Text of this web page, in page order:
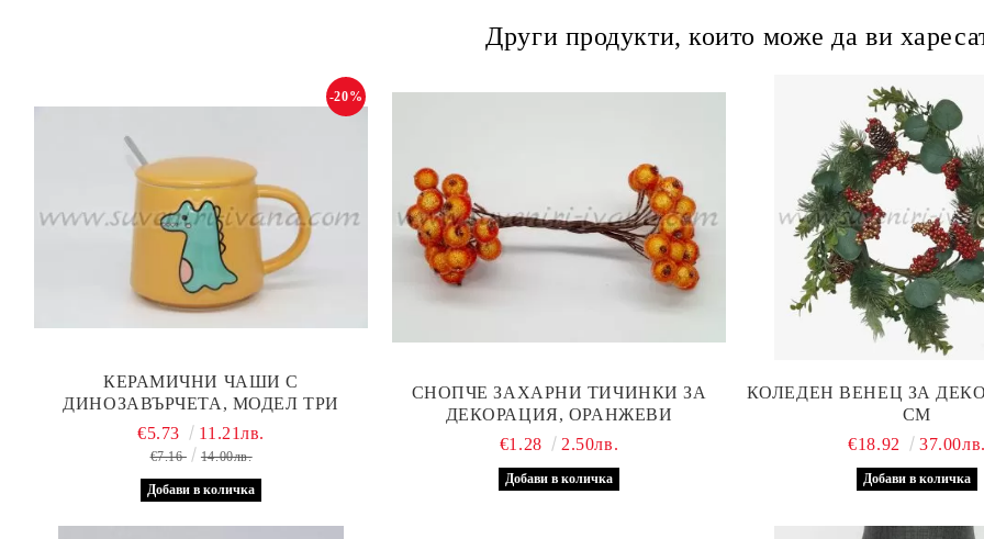
Други продукти, които може да ви
КЕРАМИЧНИ ЧАШИ С
ДИНОЗАВЪРЧЕТА, МОДЕЛ ТРИ
-20%
€5.73 11.21лв.
€7.16 14.00лв.
СНОПЧЕ ЗАХАРНИ ТИЧИНКИ ЗА
ДЕКОРАЦИЯ, ОРАНЖЕВИ
€1.28
2.50лв.
КОЛЕДЕН ВЕНЕЦ ЗА
СМ
€18.92